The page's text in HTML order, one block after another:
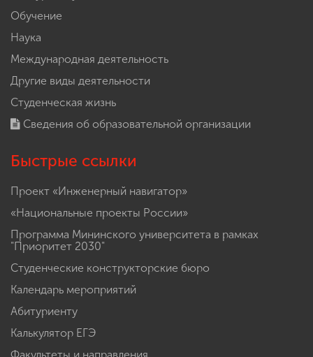
Обучение
Наука
Международная деятельность
Другие виды деятельности
Студенческая жизнь
Сведения об образовательной организации
Быстрые ссылки
Проект «Инженерный навигатор»
«Национальные проекты России»
Программа Мининского университета в рамках
"Приоритет 2030"
Студенческие конструкторские бюро
Календарь мероприятий
Абитуриенту
Калькулятор ЕГЭ